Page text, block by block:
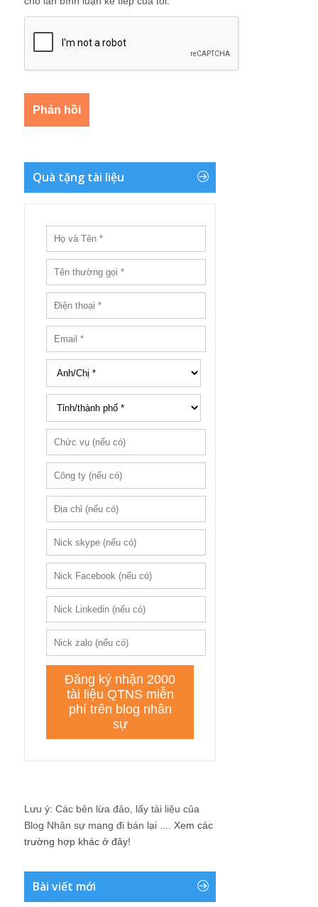
Quà tặng tài liệu
Lưu ý: Các bên lừa đảo, lấy tài liệu của
Blog Nhân sự mang đi bán lại .... Xem các
trường hợp khác ở đây!
Bài viết mới